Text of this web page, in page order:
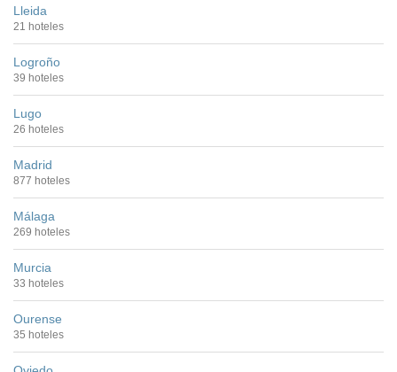
Lleida
21 hoteles
Logroño
39 hoteles
Lugo
26 hoteles
Madrid
877 hoteles
Málaga
269 hoteles
Murcia
33 hoteles
Ourense
35 hoteles